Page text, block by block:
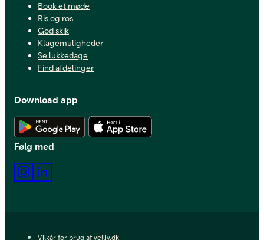
Book et møde
Ris og ros
God skik
Klagemuligheder
Se lukkedage
Find afdelinger
Download app
Hent Android app
Følg med
Instagram
Vilkår for brug af velliv.dk